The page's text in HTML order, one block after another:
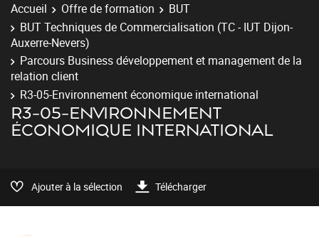
Accueil Offre de formation
BUT
BUT Techniques de Commercialisation (TC - IUT Dijon-
Auxerre-Nevers)
Parcours Business développement et management de la
relation client
R3-05-Environnement économique international
R3-05-ENVIRONNEMENT
ÉCONOMIQUE INTERNATIONAL
Ajouter à la sélection Télécharger